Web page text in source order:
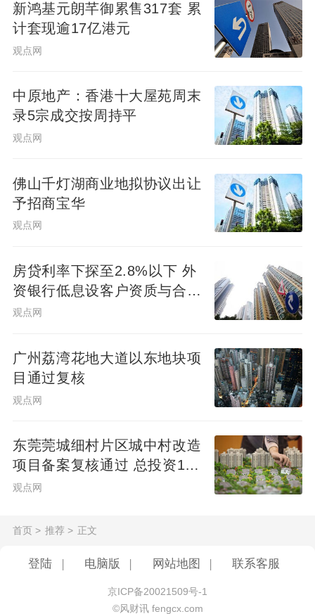
回稳的关键调整期，核心城市优质地块与普
通/远郊地块之间的“K型分化”已成常态。
未来，国央企将继续主导核心城市优质地块
的争夺，联合拿地模式有望进一步普及，而
民企则需继续收缩战线、聚焦城市深耕，或
《丁祖昱评楼市》认为，在“控增量”的整体方
针导向下，年内全国土地出让规模将维持在
优质住宅用地供应节奏将会加快，加之政策
红利推动，房企投资拿地信心有望得到进一
步提升。
另外，头部中央企业和国有企业将聚焦于一
线及强二线城市的核心区域，积极对改善型
住宅用地进行布局。核心区域住宅用地的热
激烈，溢价率有望维持在合理范围。
新鸿基元朗芊御累售317套 累
计套现逾17亿港元
观点网
中原地产：香港十大屋苑周末
录5宗成交按周持平
观点网
佛山千灯湖商业地拟协议出让
予招商宝华
观点网
房贷利率下探至2.8%以下 外
资银行低息设客户资质与合作
渠道门槛
观点网
广州荔湾花地大道以东地块项
目通过复核
观点网
东莞莞城细村片区城中村改造
项目备案复核通过 总投资10
亿元
观点网
首页 > 推荐 > 正文
登陆 电脑版 网站地图 联系客服
京ICP备20021509号-1
©风财讯 fengcx.com